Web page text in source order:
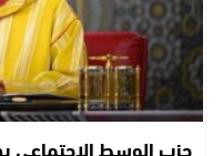
حزب الوسط الاجتماعي